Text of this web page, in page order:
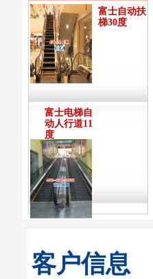
富士自动扶
梯30度
富士电梯自
动人行道11
度
客户信息